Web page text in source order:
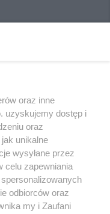
z portali
się z nami
oraz inne
uzyskujemy dostęp i
oraz
unikalne
wysyłane przez
celu zapewniania
odbiorców oraz
my i Zaufani